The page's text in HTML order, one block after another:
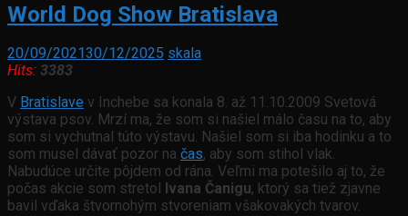
World Dog Show Bratislava
20/09/202130/12/2025 skala
Hits: 3383
V Bratislave v Inchebe sa konala 8. až 11.10.2009 Svetová
výstava psov. Mrzí ma, že som si našiel málo času na to, aby
som si vychutnal túto výstavu. Našiel som si iba hodinku a to
som musel dávať pozor na čas, aby som stihol vlak.
Nabudúce určite pôjdem od rána. Veľmi ma potešilo aj to, že
počas akcie som stretol
Ivana Čanigu, ktorý sa tiež zjavne
bavil vďaka štvornohým stvoreniam všakovakých tvarov.